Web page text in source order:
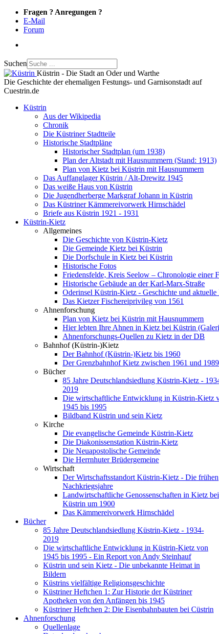
Fragen ? Anregungen ?
E-Mail
Forum
Suchen
Küstrin - Die Stadt an Oder und Warthe
Die Geschichte der ehemaligen Festungs- und Garnisonstadt auf
Cuestrin.de
Küstrin
Aus der Wikipedia
Chronik
Die Küstriner Stadtteile
Historische Stadtpläne
Historischer Stadtplan (um 1938)
Plan der Altstadt mit Hausnummern (Stand: 1913)
Plan von Kietz bei Küstrin mit Hausnummern
Das Auffanglager Küstrin / Alt-Drewitz 1945
Das weiße Haus von Küstrin
Die Jugendherberge Markgraf Johann in Küstrin
Das Küstriner Kämmereivorwerk Hirnschädel
Briefe aus Küstrin 1921 - 1931
Küstrin-Kietz
Allgemeines
Die Geschichte von Küstrin-Kietz
Die Gemeinde Kietz bei Küstrin
Die Dorfschule in Kietz bei Küstrin
Historische Fotos
Friedensfelde, Kreis Seelow – Chronologie einer
Historische Gebäude an der Karl-Marx-Straße
Oderinsel Küstrin-Kietz - Geschichte und aktuelle
Das Kietzer Fischereiprivileg von 1561
Ahnenforschung
Plan von Kietz bei Küstrin mit Hausnummern
Hier lebten Ihre Ahnen in Kietz bei Küstrin
Ahnenforschungs-Quellen zu Kietz in der DB
Bahnhof (Küstrin-)Kietz
Der Bahnhof (Küstrin-)Kietz bis 1960
Der Grenzbahnhof Kietz zwischen 1961 und 1989
Bücher
85 Jahre Deutschlandsiedlung Küstrin-Kietz -
2019
Die wirtschaftliche Entwicklung in Küstrin-Kietz
1945 bis 1995
Bildband Küstrin und sein Kietz
Kirche
Die evangelische Gemeinde Küstrin-Kietz
Die Diakonissenstation Küstrin-Kietz
Die Neuapostolische Gemeinde
Die Herrnhuter Brüdergemeine
Wirtschaft
Der Wirtschaftsstandort Küstrin-Kietz - Die frühen
Nachkriegsjahre
Landwirtschaftliche Genossenschaften in Kietz bei
Küstrin um 1900
Das Kämmereivorwerk Hirnschädel
Bücher
85 Jahre Deutschlandsiedlung Küstrin-Kietz - 1934-
2019
Die wirtschaftliche Entwicklung in Küstrin-Kietz von
1945 bis 1995 - Ein Report von Andy Steinhauf
Küstrin und sein Kietz - Die unbekannte Heimat in
Bildern
Küstrins vielfältige Religionsgeschichte
Küstriner Heftchen 1: Zur Historie der Küstriner
Apotheken von den Anfängen bis 1945
Küstriner Heftchen 2: Die Eisenbahnbauten bei Cüstrin
Ahnenforschung
Quellenlage